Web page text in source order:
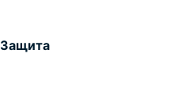
Защита